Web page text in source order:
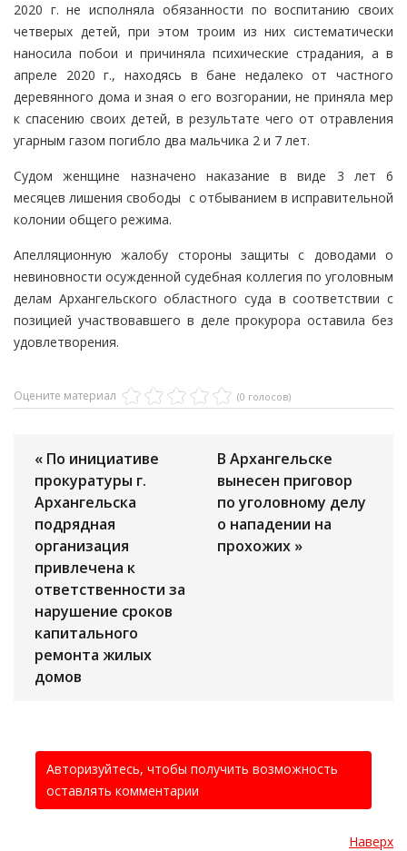
2020 г. не исполняла обязанности по воспитанию своих
четверых детей, при этом троим из них систематически
наносила побои и причиняла психические страдания, а в
апреле 2020 г., находясь в бане недалеко от частного
деревянного дома и зная о его возгорании, не приняла мер
к спасению своих детей, в результате чего от отравления
угарным газом погибло два мальчика 2 и 7 лет.
Судом женщине назначено наказание в виде 3 лет 6
месяцев лишения свободы с отбыванием в исправительной
колонии общего режима.
Апелляционную жалобу стороны защиты с доводами о
невиновности осужденной судебная коллегия по уголовным
делам Архангельского областного суда в соответствии с
позицией участвовавшего в деле прокурора оставила без
удовлетворения.
Оцените материал (0 голосов)
« По инициативе
прокуратуры г.
Архангельска
подрядная
организация
привлечена к
ответственности за
нарушение сроков
капитального
ремонта жилых
домов
В Архангельске
вынесен приговор
по уголовному делу
о нападении на
прохожих »
Авторизуйтесь, чтобы получить возможность
оставлять комментарии
Наверх